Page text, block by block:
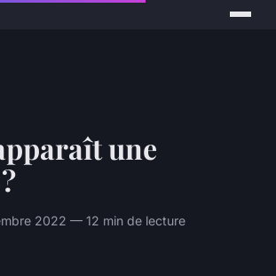
une
2022 — 12 min de lecture